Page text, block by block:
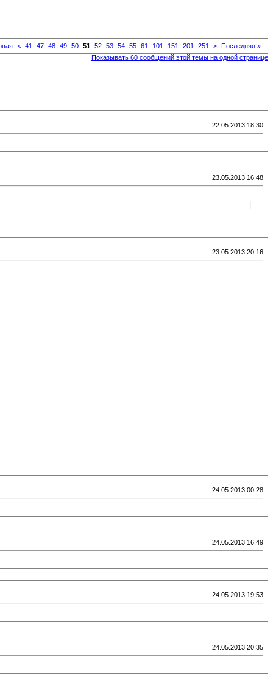
< 41 47 48 49 50 51 52 53 54 55 61 101 151 201 251 > Последняя »
Показывать 60 сообщений этой темы на одной странице
22.05.2013 18:30
23.05.2013 16:48
23.05.2013 20:16
24.05.2013 00:28
24.05.2013 16:49
24.05.2013 19:53
24.05.2013 20:35